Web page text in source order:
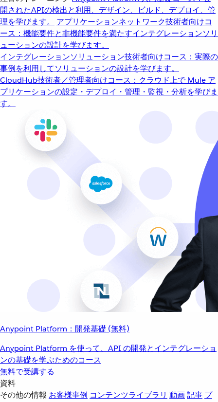
開されたAPIの検出と利用、デザイン、ビルド、デプロイ、管
理を学びます。
アプリケーションネットワーク技術者向けコ
ース：機能要件と非機能要件を満たすインテグレーションソリ
ューションの設計を学びます。
インテグレーションソリューション技術者向けコース：実際の
事例を利用してソリューションの設計を学びます。
CloudHub技術者／管理者向けコース：クラウド上で Mule ア
プリケーションの設定・デプロイ・管理・監視・分析を学びま
す。
Anypoint Platform：開発基礎 (無料)
Anypoint Platform を使って、API の開発とインテグレーショ
ンの基礎を学ぶためのコース
無料で受講する
資料
その他の情報 お客様事例 コンテンツライブラリ 動画記事 プ